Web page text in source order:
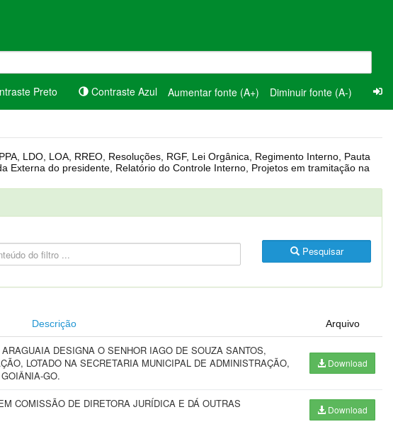
Preto Contraste Azul Aumentar fonte (A+) Diminuir fonte (A-)
Pesquisar
Descrição Arquivo
DESIGNA O SENHOR IAGO DE SOUZA SANTOS,
LOTADO NA SECRETARIA MUNICIPAL DE ADMINISTRAÇÃO,
GO.
Download
COMISSÃO DE DIRETORA JURÍDICA E DÁ OUTRAS
Download